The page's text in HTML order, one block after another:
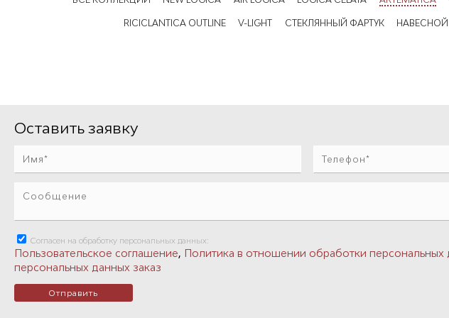
RICICLANTICA OUTLINE V-LIGHT СТЕКЛЯННЫЙ ФАРТУК НАВЕСНОЙ
Оставить заявку
Согласен на обработку персональных данных:
Пользовательское соглашение, Политика в отношении обработки персональных
персональных данных заказ